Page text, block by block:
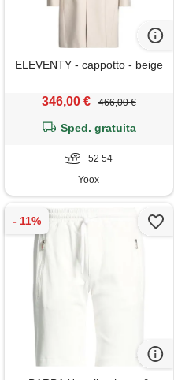
ELEVENTY - cappotto - beige
346,00 € 466,00 €
Sped. gratuita
52 54
Yoox